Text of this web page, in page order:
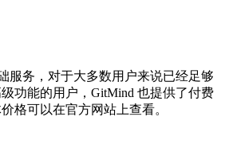
服务，对于大多数用户来说已经足够
功能的用户，GitMind 也提供了付费
格可以在官方网站上查看。